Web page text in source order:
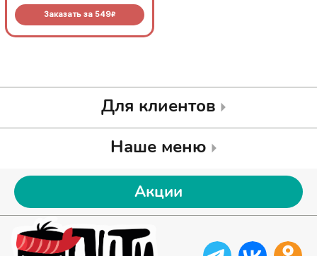
Заказать за 549R
Для клиентов
Наше меню
Акции